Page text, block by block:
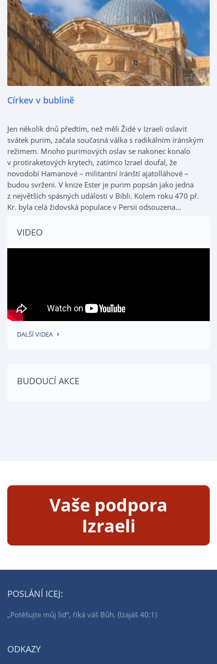
Církev v bublině
Jen několik dnů předtím, než měli Židé v Izraeli oslavit
svátek purim, začala současná válka s radikálním íránským
režimem. Mnoho purimových oslav se nakonec konalo
v protiraketových krytech, zatímco Izrael doufal, že
novodobí Hamanové – militantní íránští ajatolláhové –
budou svrženi. V knize Ester je purim popsán jako jedna
z největších spásných událostí v Bibli. Kolem roku 470 př.
Kr. byla celá židovská populace v Persii odsouzena...
VÍCE INFORMACÍ
VIDEO
DALŠÍ VIDEA
BUDOUCÍ AKCE
Vaše podpora
Izraeli
POSLÁNÍ ICEJ:
„Potěšujte můj lid“, říká váš Bůh. (Izajáš 40:1)
ODKAZY